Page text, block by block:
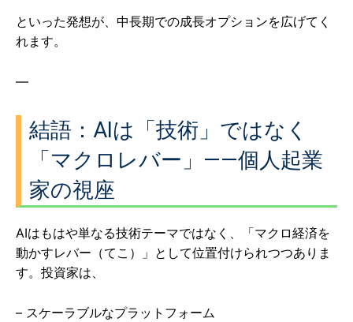
といった発想が、中長期での成長オプションを広げてく
れます。
—
結語：AIは「技術」ではなく
「マクロレバー」——個人起業
家の視座
AIはもはや単なる技術テーマではなく、「マクロ経済を
動かすレバー（てこ）」として位置付けられつつありま
す。投資家は、
– スケーラブルなプラットフォーム